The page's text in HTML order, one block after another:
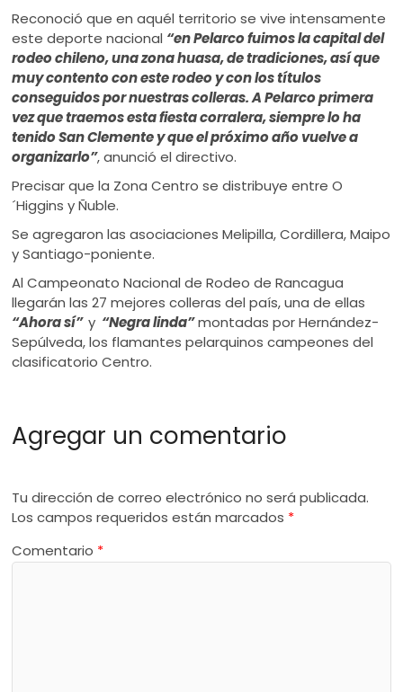
Reconoció que en aquél territorio se vive intensamente
este deporte nacional “en Pelarco fuimos la capital del
rodeo chileno, una zona huasa, de tradiciones, así que
muy contento con este rodeo y con los títulos
conseguidos por nuestras colleras. A Pelarco primera
vez que traemos esta fiesta corralera, siempre lo ha
tenido San Clemente y que el próximo año vuelve a
organizarlo”, anunció el directivo.
Precisar que la Zona Centro se distribuye entre O
´Higgins y Ñuble.
Se agregaron las asociaciones Melipilla, Cordillera, Maipo
y Santiago-poniente.
Al Campeonato Nacional de Rodeo de Rancagua
llegarán las 27 mejores colleras del país, una de ellas
“Ahora sí”y “Negra linda”montadas por Hernández-
Sepúlveda, los flamantes pelarquinos campeones del
clasificatorio Centro.
Agregar un comentario
Tu dirección de correo electrónico no será publicada.
Los campos requeridos están marcados *
Comentario *